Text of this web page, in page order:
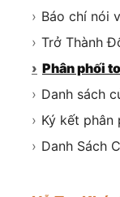
› Báo chí nói
› Trở Thành
› Phân phối
› Danh sách
› Ký kết phân
› Danh Sách